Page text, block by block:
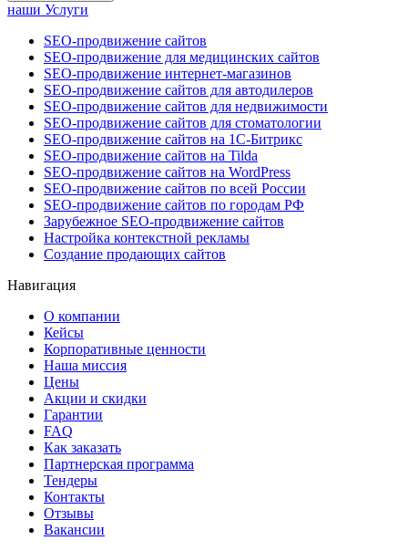
наши Услуги
SEO-продвижение сайтов
SEO-продвижение для медицинских сайтов
SEO-продвижение интернет-магазинов
SEO-продвижение сайтов для автодилеров
SEO-продвижение сайтов для недвижимости
SEO-продвижение сайтов для стоматологии
SEO-продвижение сайтов на 1С-Битрикс
SEO-продвижение сайтов на Tilda
SEO-продвижение сайтов на WordPress
SEO-продвижение сайтов по всей России
SEO-продвижение сайтов по городам РФ
Зарубежное SEO-продвижение сайтов
Настройка контекстной рекламы
Создание продающих сайтов
Навигация
О компании
Кейсы
Корпоративные ценности
Наша миссия
Цены
Акции и скидки
Гарантии
FAQ
Как заказать
Партнерская программа
Тендеры
Контакты
Отзывы
Вакансии